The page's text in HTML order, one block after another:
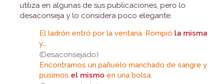
utiliza en algunas de sus publicaciones, pero lo
desaconseja y lo considera poco elegante.
El ladrón entró por la ventana. Rompió la misma
y…
(Desaconsejado)
Encontramos un pañuelo manchado de sangre y
pusimos el mismo en una bolsa.